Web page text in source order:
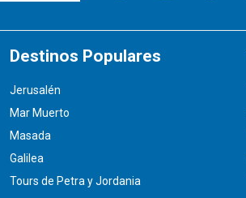
Destinos Populares
Jerusalén
Mar Muerto
Masada
Galilea
Tours de Petra y Jordania